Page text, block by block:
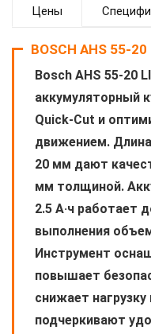
Цены
BOSCH AHS 55-20
Bosch AHS 55-20
аккумуляторный
Quick-Cut и
движением.
20 мм дают
мм толщиной.
2.5 А·ч работает
выполнения
Инструмент
повышает
снижает
подчеркивают